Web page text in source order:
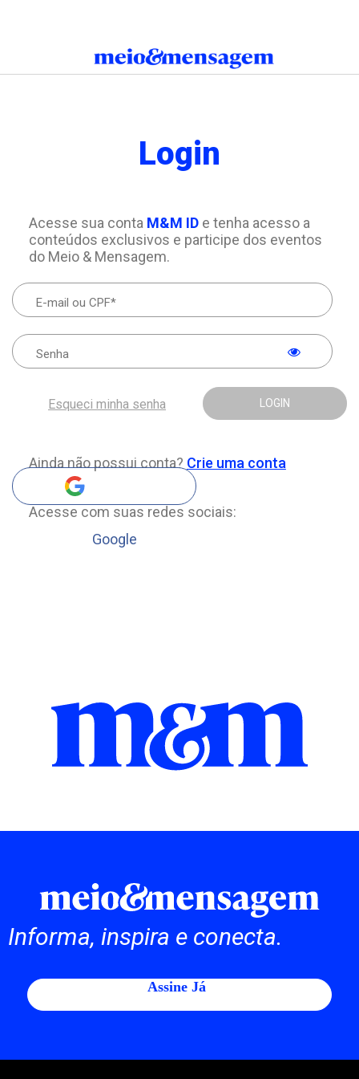
Login
Acesse sua conta M&M IDe tenha acesso a
conteúdos exclusivos e participe dos eventos
do Meio & Mensagem.
LOGIN
Esqueci minha senha
Ainda não possui conta? Crie uma conta
Acesse com suas redes sociais:
Google
Informa, inspira e conecta.
Assine Já